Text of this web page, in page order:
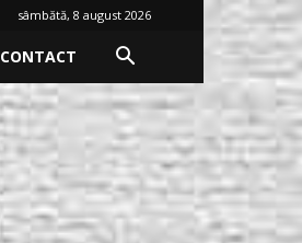
sâmbătă, 8 august 2026
CONTACT